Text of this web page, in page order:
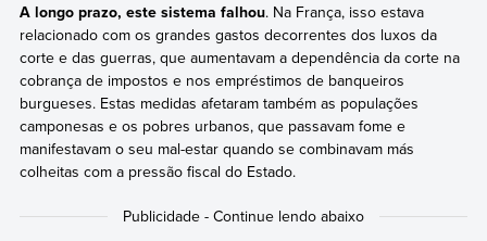
A longo prazo, este sistema falhou. Na França, isso estava
relacionado com os grandes gastos decorrentes dos luxos da
corte e das guerras, que aumentavam a dependência da corte na
cobrança de impostos e nos empréstimos de banqueiros
burgueses. Estas medidas afetaram também as populações
camponesas e os pobres urbanos, que passavam fome e
manifestavam o seu mal-estar quando se combinavam más
colheitas com a pressão fiscal do Estado.